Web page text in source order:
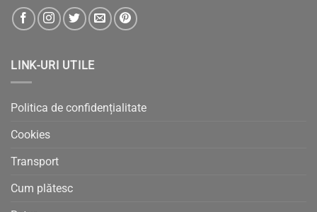
LINK-URI UTILE
Politica de confidențialitate
Cookies
Transport
Cum plătesc